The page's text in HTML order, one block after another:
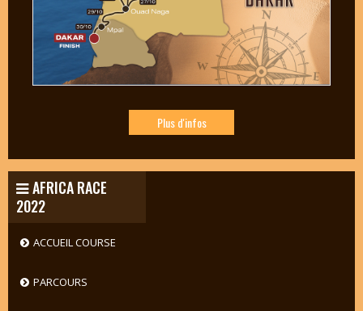
Plus d'infos
AFRICA RACE
2022
ACCUEIL COURSE
PARCOURS